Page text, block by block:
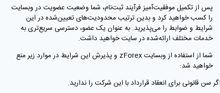
پس از تکمیل موفقیت‌آمیز فرآیند ثبت‌نام، شما وضعیت عضویت در وبسایت
را کسب خواهید کرد و بدین ترتیب محدودیت‌های تعیین‌شده در این
شرایط و ضوابط را می‌پذیرید. به عنوان یک عضو، دسترسی سریع‌تری به
خدمات مختلف ارائه‌شده در سایت خواهید داشت.
شما از استفاده از وبسایت zForex و پذیرش این شرایط در موارد زیر منع
خواهید شد:
سن قانونی برای انعقاد قرارداد با این شرکت را ندارید.